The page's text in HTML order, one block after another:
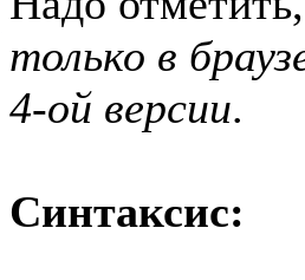
только в
4-ой версии.
Синтаксис: